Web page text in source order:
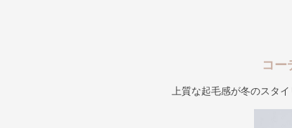
コー
上質な起毛感が冬のスタ